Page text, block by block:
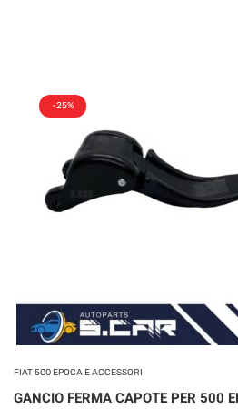
-25%
FIAT 500 EPOCA E ACCESSORI
GANCIO FERMA CAPOTE PER 500